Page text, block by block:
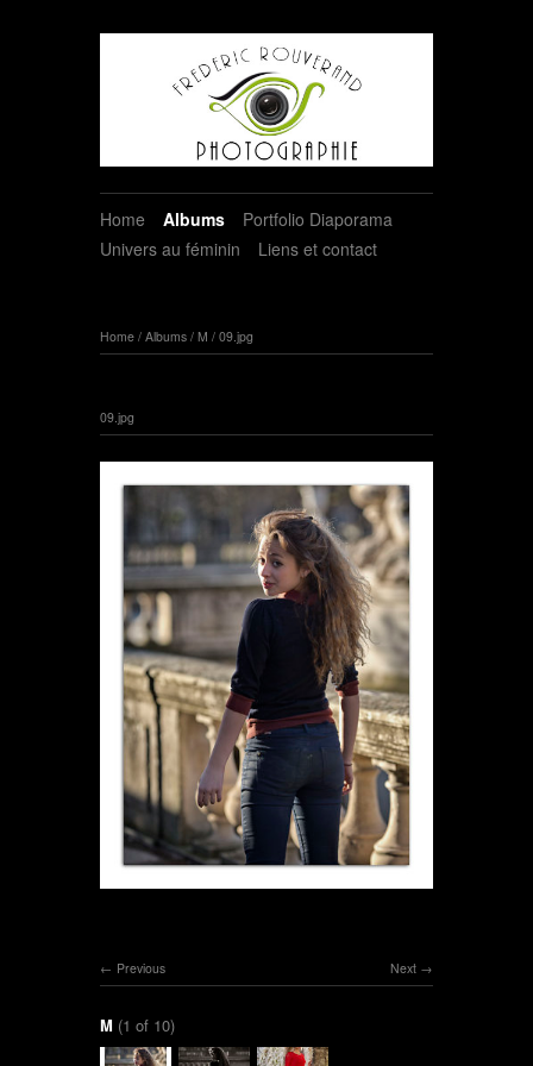
Home Albums
Portfolio Diaporama
Univers au féminin
Liens et contact
Home / Albums / M / 09.jpg
09.jpg
Next
Previous
M (1 of 10)